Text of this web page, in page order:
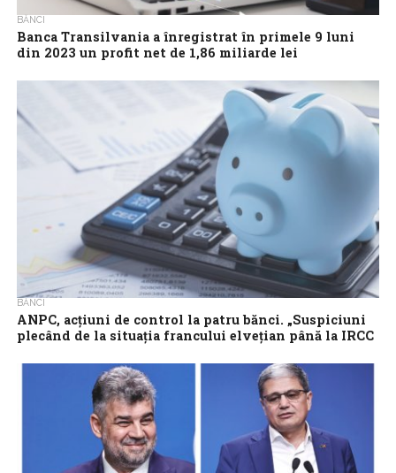
BĂNCI
Banca Transilvania a înregistrat în primele 9 luni
din 2023 un profit net de 1,86 miliarde lei
luni din 2023, un profit net consolidat de peste 2,291 miliarde lei,
din...
BĂNCI
ANPC, acțiuni de control la patru bănci. „Suspiciuni
plecând de la situaţia francului elveţian până la IRCC
Preşedintele Autorităţii Naţionale pentru Protecţia
Consumatorilor, Horia Constantinescu, a declarat că au loc
acţiuni de control de fond, de o anvergură mult...